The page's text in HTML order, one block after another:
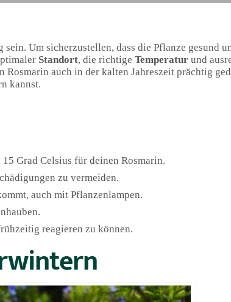
Um sicherzustellen, dass die Pflanze gesund
Standort, die richtige Temperatur und
auch in der kalten Jahreszeit prächtig
kannst.
Grad Celsius für deinen Rosmarin.
zu vermeiden.
auch mit Pflanzenlampen.
reagieren zu können.